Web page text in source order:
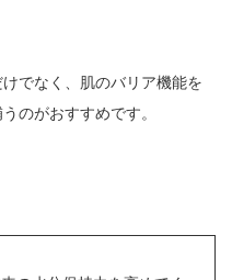
でなく、肌のバリア機能を
のがおすすめです。